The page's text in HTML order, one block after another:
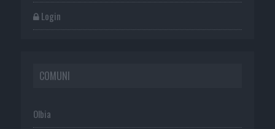
Login
COMUNI
Olbia